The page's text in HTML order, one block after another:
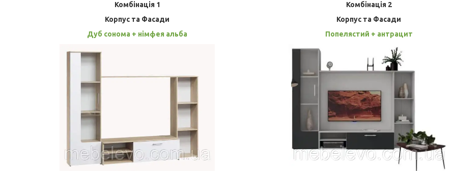
Комбінація 1
Комбінація 2
Корпус та Фасади
Корпус та Фасади
Дуб сонома + німфея альба
Попелястий + антрацит